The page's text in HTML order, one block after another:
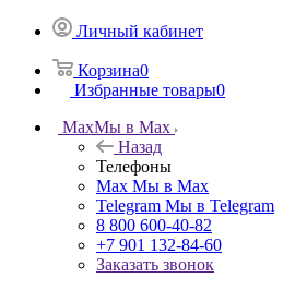
Личный кабинет
Корзина0
Избранные товары0
MaxМы в Max
Назад
Телефоны
Max Мы в Max
Telegram Мы в Telegram
8 800 600-40-82
+7 901 132-84-60
Заказать звонок